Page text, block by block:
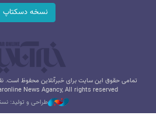
نسخه دسکتاپ
تمامی حقوق این سایت برای خبرآنلاین محفوظ است.
News Agancy, All rights reserved
طراحی و تولید: